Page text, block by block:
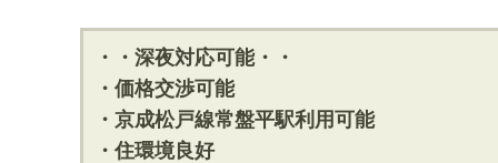
・・深夜対応可能・・
・価格交渉可能
・京成松戸線常盤平駅利用可能
・住環境良好